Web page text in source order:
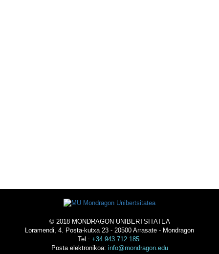
© 2018 MONDRAGON UNIBERTSITATEA
Loramendi, 4. Posta-kutxa 23 - 20500 Arrasate - Mondragon
Tel.: +34 943 712 185
Posta elektronikoa: info@mondragon.edu